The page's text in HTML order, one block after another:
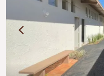
segurança.